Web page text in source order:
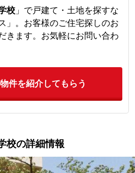
校」で戸建て・土地を探すな
」。お客様のご住宅探しのお
きます。お気軽にお問い合わ
件を紹介してもらう
校の詳細情報